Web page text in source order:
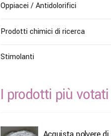
Oppiacei / Antidolorifici
Prodotti chimici di ricerca
Stimolanti
I prodotti più votati